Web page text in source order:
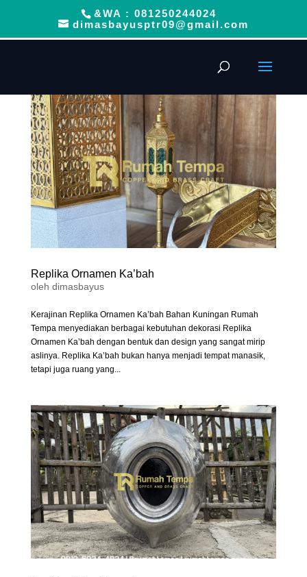
&WA : 081250244024
dimasbayusptr09@gmail.com
Replika Ornamen Ka’bah
oleh dimasbayus
Kerajinan Replika Ornamen Ka’bah Bahan Kuningan Rumah
Tempa menyediakan berbagai kebutuhan dekorasi Replika
Ornamen Ka’bah dengan bentuk dan design yang sangat mirip
aslinya. Replika Ka’bah bukan hanya menjadi tempat manasik,
tetapi juga ruang yang...